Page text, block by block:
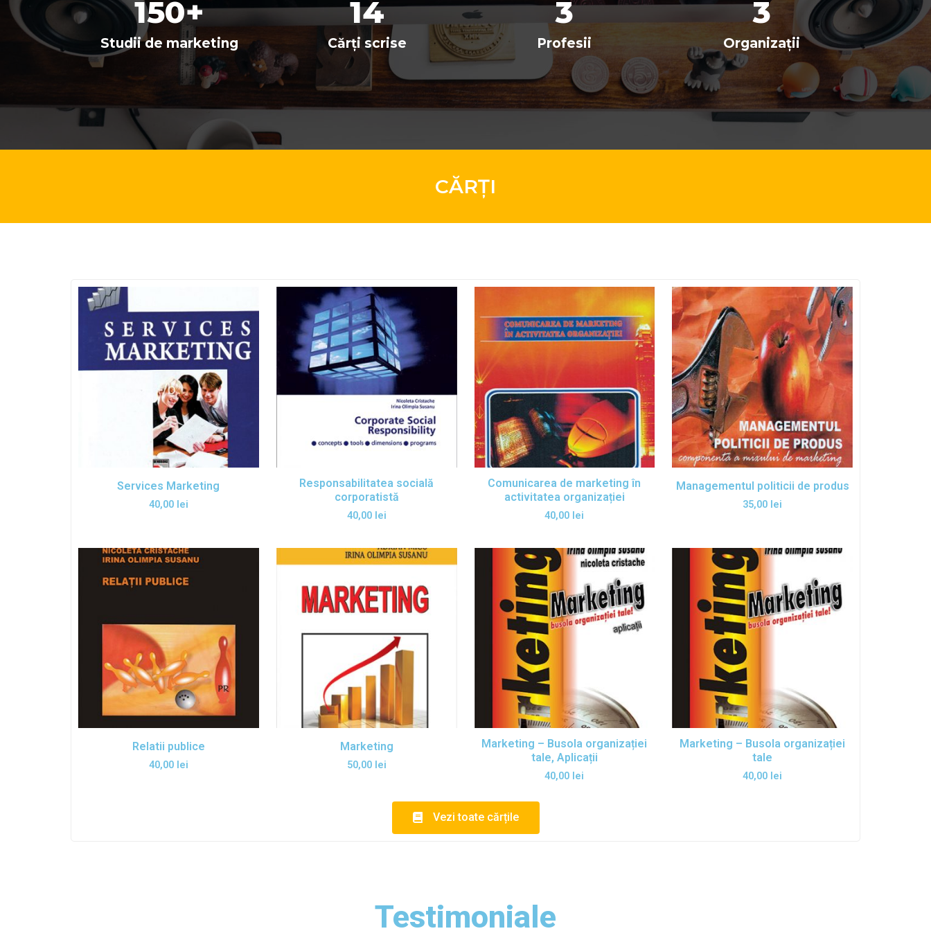
Studii de marketing
150+
Cărți scrise
14
Profesii
3
Organizații
3
CĂRȚI
Services Marketing
40,00 lei
Responsabilitatea socială
corporatistă
40,00 lei
Comunicarea de marketing în
activitatea organizației
40,00 lei
Managementul politicii de produs
35,00 lei
Relatii publice
40,00 lei
Marketing
50,00 lei
Marketing – Busola organizației
tale, Aplicații
40,00 lei
Marketing – Busola organizației
tale
40,00 lei
Vezi toate cărțile
Testimoniale